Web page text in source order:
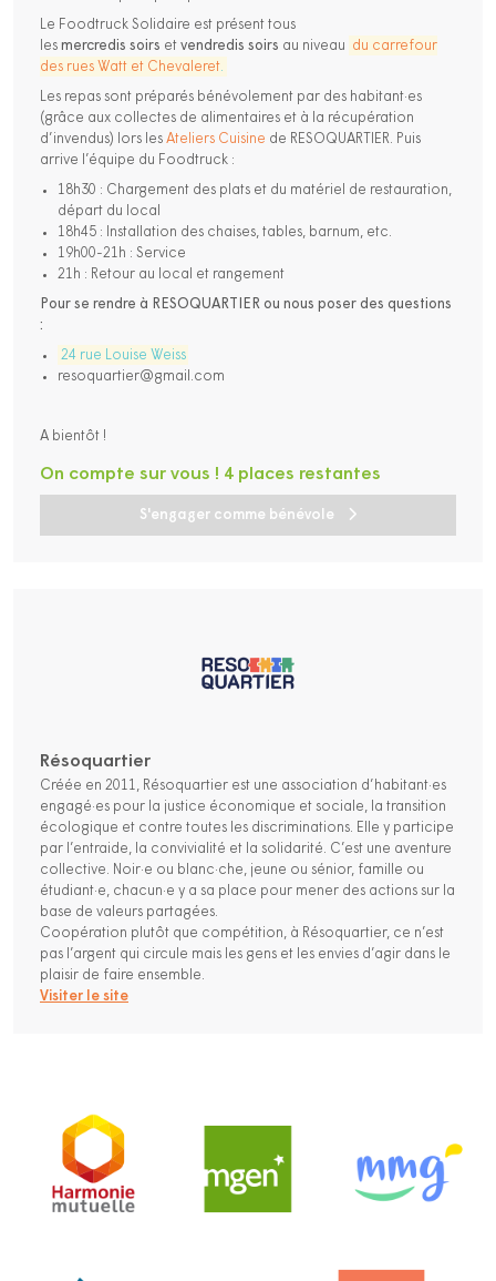
Le Foodtruck Solidaire est présent tous
les mercredis soirs et vendredis soirs au niveau
du carrefour
des rues Watt et Chevaleret.
Les repas sont préparés bénévolement par des habitant·es
(grâce aux collectes de alimentaires et à la récupération
d’invendus) lors les Ateliers Cuisine de RESOQUARTIER. Puis
arrive l’équipe du Foodtruck :
18h30 : Chargement des plats et du matériel de restauration,
départ du local
18h45 : Installation des chaises, tables, barnum, etc.
19h00-21h : Service
21h : Retour au local et rangement
Pour se rendre à RESOQUARTIER ou nous poser des questions
:
24 rue Louise Weiss
resoquartier@gmail.com
A bientôt !
S'engager comme bénévole
On compte sur vous ! 4 places restantes
Résoquartier
Créée en 2011, Résoquartier est une association d’habitant·es
engagé·es pour la justice économique et sociale, la transition
écologique et contre toutes les discriminations. Elle y participe
par l’entraide, la convivialité et la solidarité. C’est une aventure
collective. Noir·e ou blanc·che, jeune ou sénior, famille ou
étudiant·e, chacun·e y a sa place pour mener des actions sur la
base de valeurs partagées.
Coopération plutôt que compétition, à Résoquartier, ce n’est
pas l’argent qui circule mais les gens et les envies d’agir dans le
plaisir de faire ensemble.
Visiter le site